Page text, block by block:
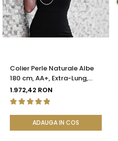
Colier Perle Naturale Albe
180 cm, AA+, Extra-Lung,
Argint 925 | KASKADDA®
1.972,42 RON
ADAUGA IN COS